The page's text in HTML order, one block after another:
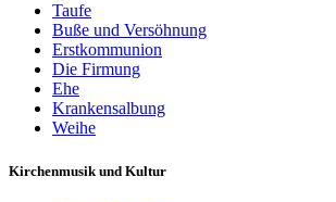
Taufe
Buße und Versöhnung
Erstkommunion
Die Firmung
Ehe
Krankensalbung
Weihe
Kirchenmusik und Kultur